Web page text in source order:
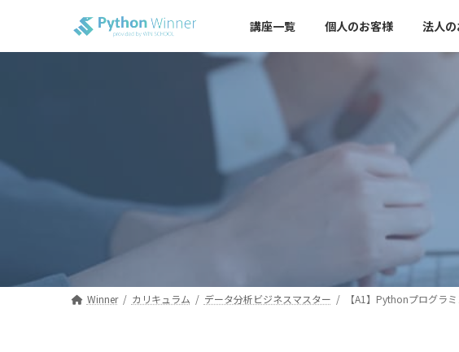
プ
動
講座一覧 個人のお客様 法人
Winner カリキュラム データ分析ビジネスマスター 【A1】Pythonプログラ